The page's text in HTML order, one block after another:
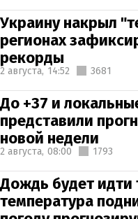
Украину накрыл
регионах
рекорды
2 августа, 14:52 3681
До +37 и
представили
новой недели
2 августа, 08:00 1793
Дождь будет идти
температура